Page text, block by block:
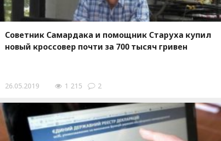
Советник Самардака и помощник Старуха купил
новый кроссовер почти за 700 тысяч гривен
26.05.2019 1 215 2